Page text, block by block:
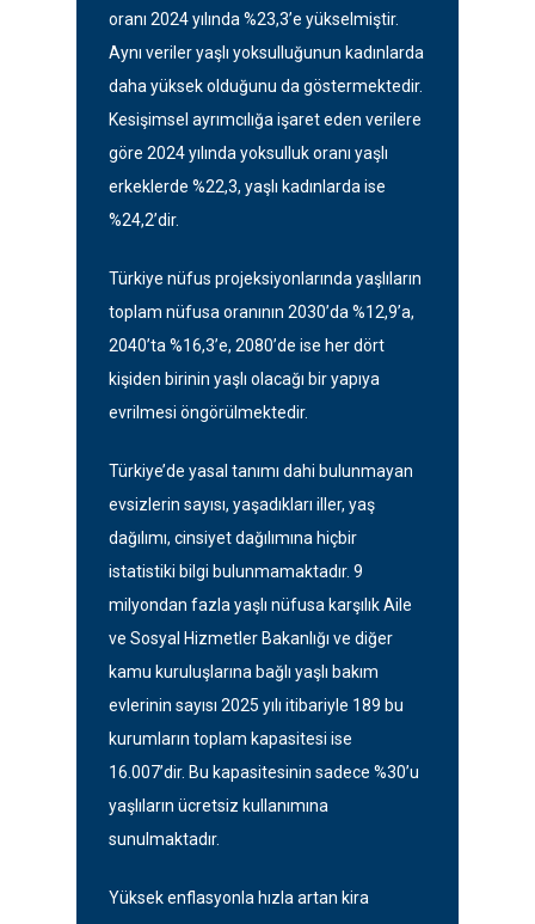
oranı 2024 yılında %23,3’e yükselmiştir.
Aynı veriler yaşlı yoksulluğunun kadınlarda
daha yüksek olduğunu da göstermektedir.
Kesişimsel ayrımcılığa işaret eden verilere
göre 2024 yılında yoksulluk oranı yaşlı
erkeklerde %22,3, yaşlı kadınlarda ise
%24,2’dir.
Türkiye nüfus projeksiyonlarında yaşlıların
toplam nüfusa oranının 2030’da %12,9’a,
2040’ta %16,3’e, 2080’de ise her dört
kişiden birinin yaşlı olacağı bir yapıya
evrilmesi öngörülmektedir.
Türkiye’de yasal tanımı dahi bulunmayan
evsizlerin sayısı, yaşadıkları iller, yaş
dağılımı, cinsiyet dağılımına hiçbir
istatistiki bilgi bulunmamaktadır. 9
milyondan fazla yaşlı nüfusa karşılık Aile
ve Sosyal Hizmetler Bakanlığı ve diğer
kamu kuruluşlarına bağlı yaşlı bakım
evlerinin sayısı 2025 yılı itibariyle 189 bu
kurumların toplam kapasitesi ise
16.007’dir. Bu kapasitesinin sadece %30’u
yaşlıların ücretsiz kullanımına
sunulmaktadır.
Yüksek enflasyonla hızla artan kira